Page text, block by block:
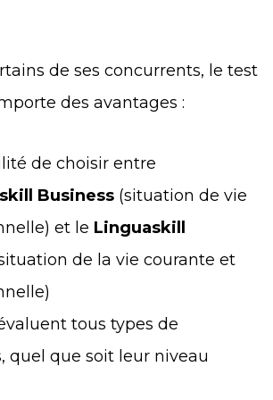
de ses concurrents, le test
des avantages :
de choisir entre
Business (situation de vie
et le Linguaskill
de la vie courante et
tous types de
quel que soit leur niveau